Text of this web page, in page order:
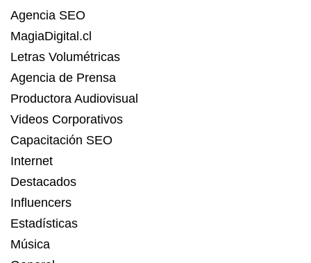
Agencia SEO
MagiaDigital.cl
Letras Volumétricas
Agencia de Prensa
Productora Audiovisual
Videos Corporativos
Capacitación SEO
Internet
Destacados
Influencers
Estadísticas
Música